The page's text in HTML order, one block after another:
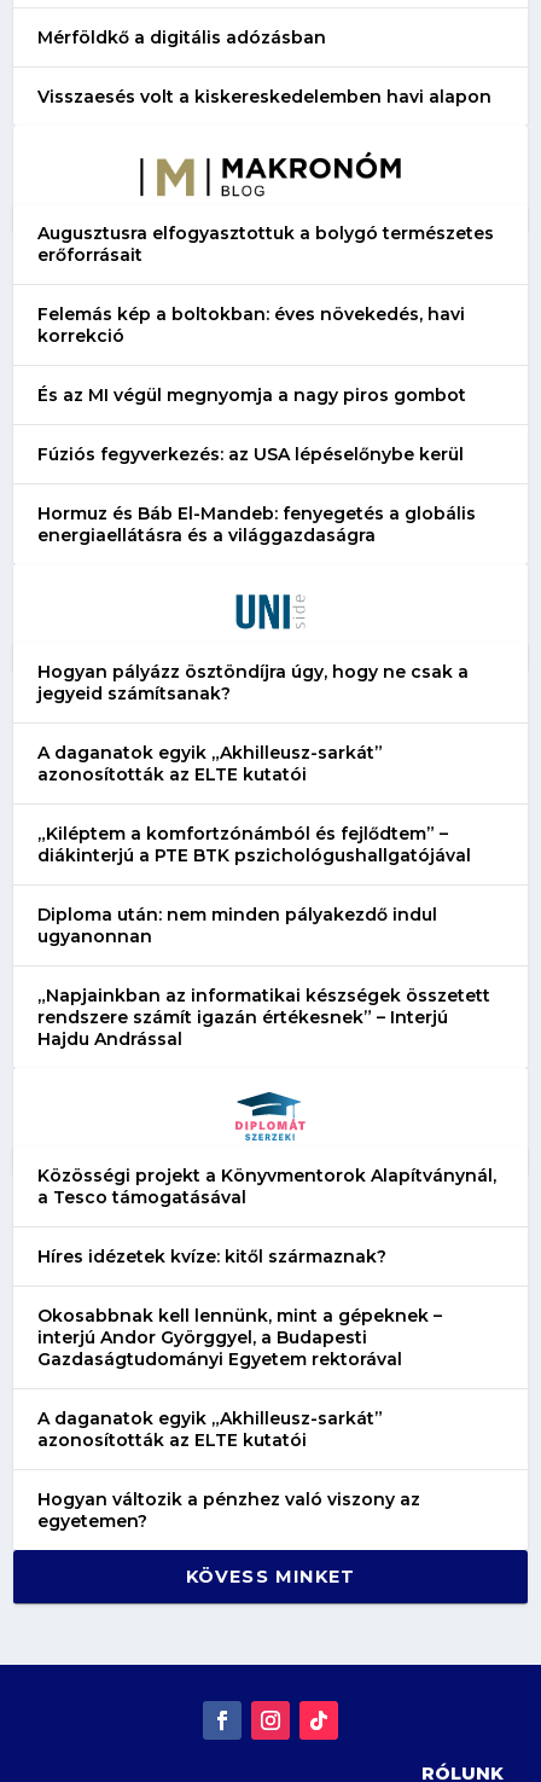
Mérföldkő a digitális adózásban
Visszaesés volt a kiskereskedelemben havi alapon
Augusztusra elfogyasztottuk a bolygó természetes
erőforrásait
Felemás kép a boltokban: éves növekedés, havi
korrekció
És az MI végül megnyomja a nagy piros gombot
Fúziós fegyverkezés: az USA lépéselőnybe kerül
Hormuz és Báb El-Mandeb: fenyegetés a globális
energiaellátásra és a világgazdaságra
Hogyan pályázz ösztöndíjra úgy, hogy ne csak a
jegyeid számítsanak?
A daganatok egyik „Akhilleusz-sarkát”
azonosították az ELTE kutatói
„Kiléptem a komfortzónámból és fejlődtem” –
diákinterjú a PTE BTK pszichológushallgatójával
Diploma után: nem minden pályakezdő indul
ugyanonnan
„Napjainkban az informatikai készségek összetett
rendszere számít igazán értékesnek” – Interjú
Hajdu Andrással
Közösségi projekt a Könyvmentorok Alapítványnál,
a Tesco támogatásával
Híres idézetek kvíze: kitől származnak?
Okosabbnak kell lennünk, mint a gépeknek –
interjú Andor Györggyel, a Budapesti
Gazdaságtudományi Egyetem rektorával
A daganatok egyik „Akhilleusz-sarkát”
azonosították az ELTE kutatói
Hogyan változik a pénzhez való viszony az
egyetemen?
KÖVESS MINKET
RÓLUNK